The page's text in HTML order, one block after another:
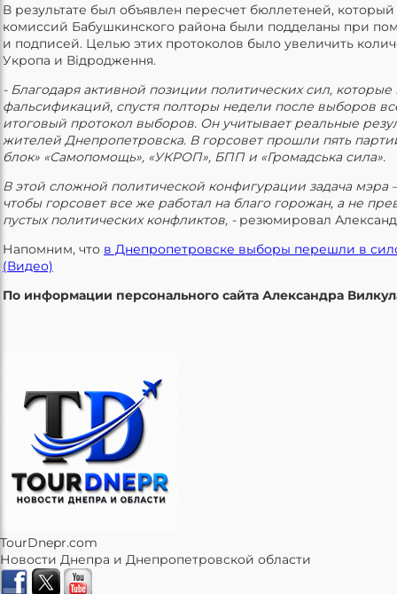
В результате был объявлен пересчет бюллетеней, который
комиссий Бабушкинского района были подделаны при
и подписей. Целью этих протоколов было увеличить
Укропа и Відродження.
- Благодаря активной позиции политических сил,
фальсификаций, спустя полторы недели после выборов
итоговый протокол выборов. Он учитывает реальные
жителей Днепропетровска. В горсовет прошли пять
блок» «Самопомощь», «УКРОП», БПП и «Громадська сила».
В этой сложной политической конфигурации задача мэра
чтобы горсовет все же работал на благо горожан, а не
пустых политических конфликтов, -резюмировал
Напомним, что в Днепропетровске выборы перешли в
(Видео)
По информации персонального сайта Александра
TourDnepr.com
Новости Днепра и Днепропетровской области